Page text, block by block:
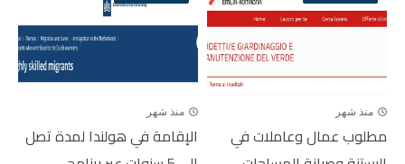
منذ شهر
مطلوب عمال وعاملات في
منذ شهر
الإقامة في هولندا لمدة تصل